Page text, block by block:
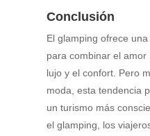
Conclusión
El glamping ofrece
para combinar el
lujo y el confort. Pero
moda, esta tendencia
un turismo más
el glamping, los